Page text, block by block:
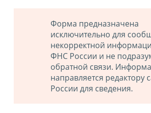
Форма предназначена
исключительно для
некорректной
ФНС России и не
обратной связи.
направляется редактору
России для сведения.